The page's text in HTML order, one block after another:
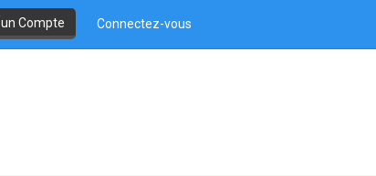
Compte Connectez-vous